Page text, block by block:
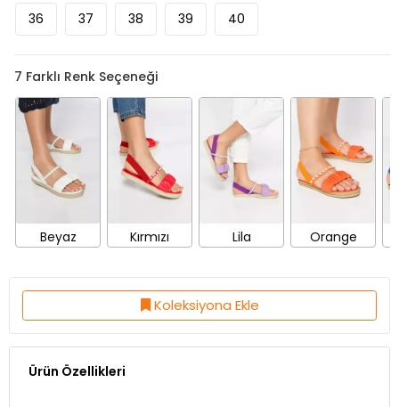
36 37 38 39 40
7 Farklı Renk Seçeneği
Beyaz Kırmızı Lila Orange
Koleksiyona Ekle
Ürün Özellikleri